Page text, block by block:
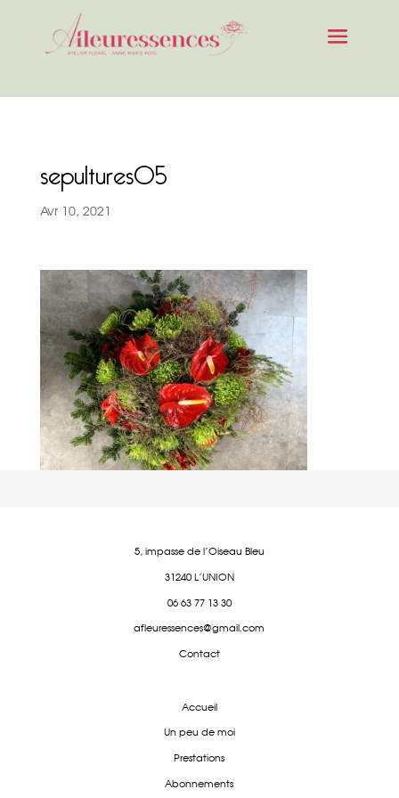
sepultures05
Avr 10, 2021
5, impasse de l'Oiseau Bleu
31240 L'UNION
06 63 77 13 30
afleuressences@gmail.com
Contact
Accueil
Un peu de moi
Prestations
Abonnements